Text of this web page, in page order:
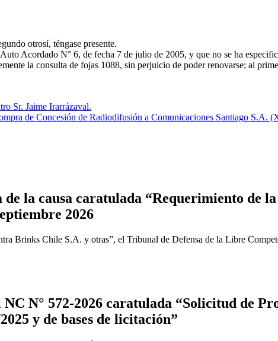
otrosí, téngase presente.
Acordado N° 6, de fecha 7 de julio de 2005, y que no se ha
la consulta de fojas 1088, sin perjuicio de poder renovarse; al
Sr. Jaime Irarrázaval.
de Concesión de Radiodifusión a Comunicaciones Santiago S.A.
la causa caratulada “Requerimiento de
2026
Brinks Chile S.A. y otras”, el Tribunal de Defensa de la Libre
N° 572-2026 caratulada “Solicitud de
y de bases de licitación”